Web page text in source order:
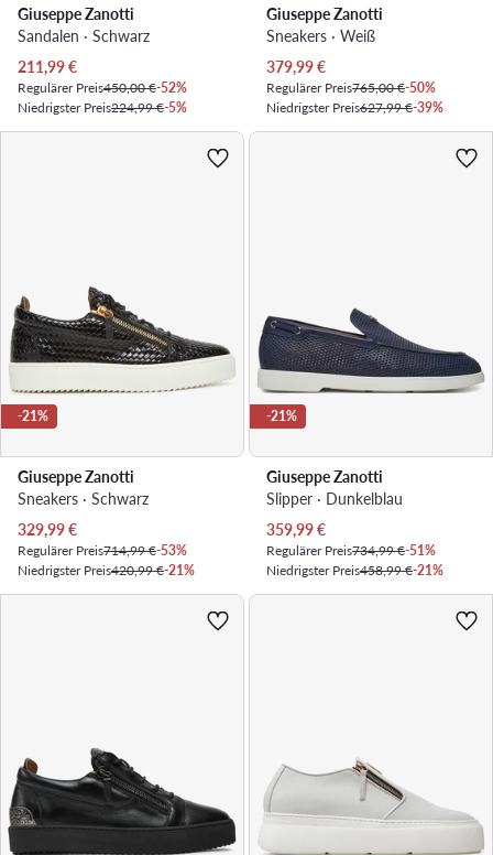
Giuseppe Zanotti
Sandalen · Schwarz
Aktueller Preis
211,99€
Regulärer Preis450,00 €-52%
Niedrigster Preis224,99 €-5%
Giuseppe Zanotti
Sneakers · Weiß
Aktueller Preis
379,99€
Regulärer Preis765,00 €-50%
Niedrigster Preis627,99 €-39%
-21%
Giuseppe Zanotti
Sneakers · Schwarz
Aktueller Preis
329,99€
Regulärer Preis714,99 €-53%
Niedrigster Preis420,99 €-21%
-21%
Giuseppe Zanotti
Slipper · Dunkelblau
Aktueller Preis
359,99€
Regulärer Preis734,99 €-51%
Niedrigster Preis458,99 €-21%